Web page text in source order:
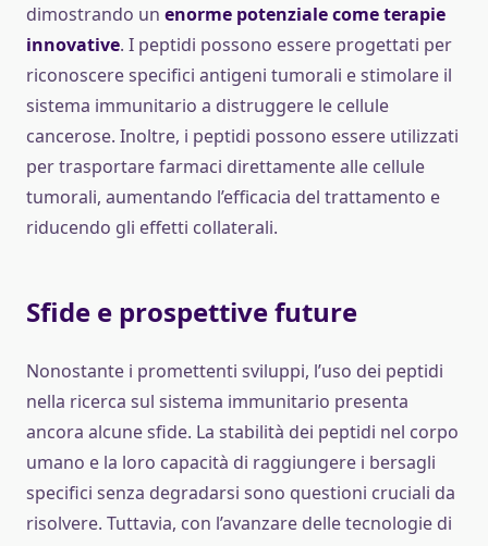
dimostrando un enorme potenziale come terapie
innovative. I peptidi possono essere progettati per
riconoscere specifici antigeni tumorali e stimolare il
sistema immunitario a distruggere le cellule
cancerose. Inoltre, i peptidi possono essere utilizzati
per trasportare farmaci direttamente alle cellule
tumorali, aumentando l’efficacia del trattamento e
riducendo gli effetti collaterali.
Sfide e prospettive future
Nonostante i promettenti sviluppi, l’uso dei peptidi
nella ricerca sul sistema immunitario presenta
ancora alcune sfide. La stabilità dei peptidi nel corpo
umano e la loro capacità di raggiungere i bersagli
specifici senza degradarsi sono questioni cruciali da
risolvere. Tuttavia, con l’avanzare delle tecnologie di